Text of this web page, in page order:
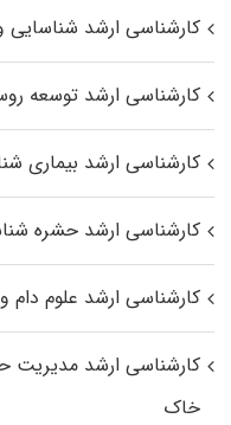
کارشناسی ارشد شناسایی و
کارشناسی ارشد توسعه
کارشناسی ارشد بیماری‌
کارشناسی ارشد حشره‌
کارشناسی ارشد علوم دام
کارشناسی ارشد مدیریت
خاک